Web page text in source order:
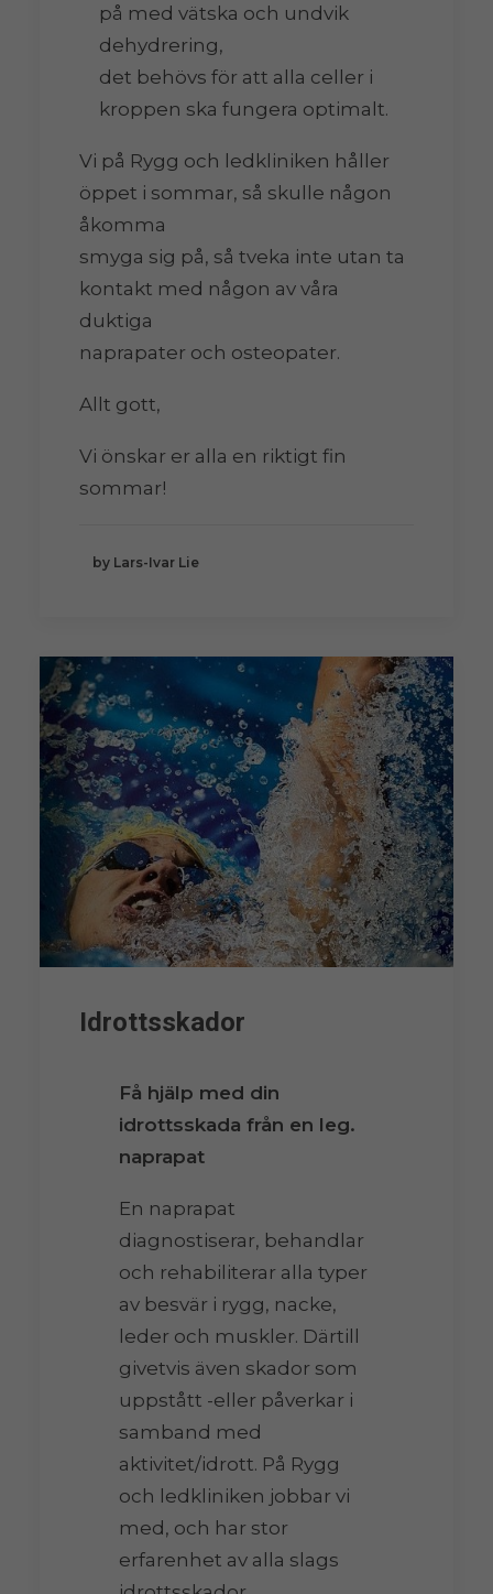
på med vätska och undvik
dehydrering,
det behövs för att alla celler i
kroppen ska fungera optimalt.
Vi på Rygg och ledkliniken håller
öppet i sommar, så skulle någon
åkomma
smyga sig på, så tveka inte utan ta
kontakt med någon av våra
duktiga
naprapater och osteopater.
Allt gott,
Vi önskar er alla en riktigt fin
sommar!
by Lars-Ivar Lie
Idrottsskador
Få hjälp med din
idrottsskada från en leg.
naprapat
En naprapat
diagnostiserar, behandlar
och rehabiliterar alla typer
av besvär i rygg, nacke,
leder och muskler. Därtill
givetvis även skador som
uppstått -eller påverkar i
samband med
aktivitet/idrott. På Rygg
och ledkliniken jobbar vi
med, och har stor
erfarenhet av alla slags